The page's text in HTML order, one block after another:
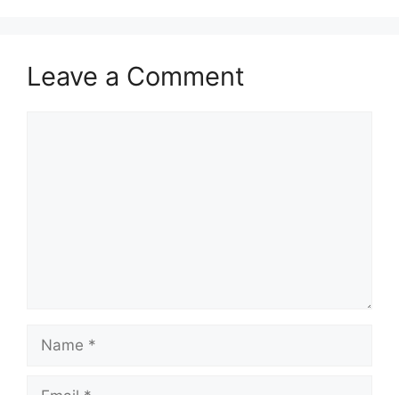
Leave a Comment
Name
Email